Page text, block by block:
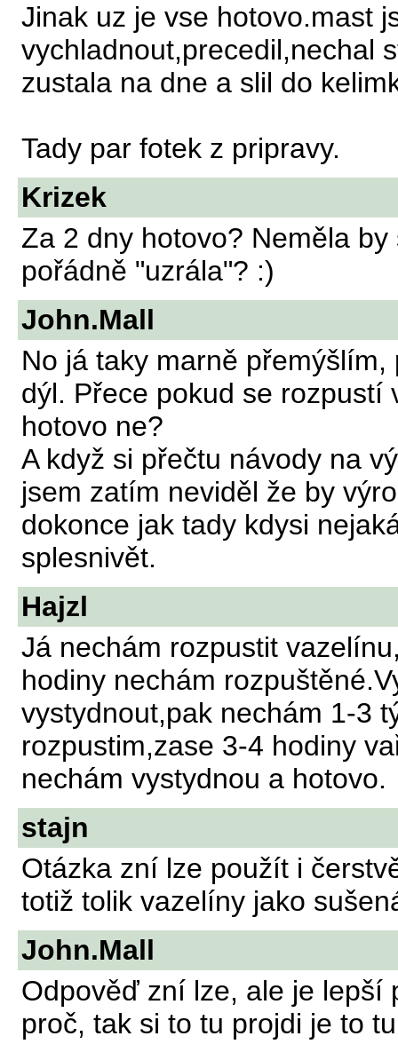
Jinak uz je vse hotovo.mast
vychladnout,precedil,nechal
zustala na dne a slil do
Tady par fotek z pripravy.
Krizek
Za 2 dny hotovo? Neměla
pořádně "uzrála"? :)
John.Mall
No já taky marně
dýl. Přece pokud se rozpustí
hotovo ne?
A když si přečtu návody na
jsem zatím neviděl že by
dokonce jak tady kdysi
splesnivět.
Hajzl
Já nechám rozpustit
hodiny nechám
vystydnout,pak nechám 1-3
rozpustim,zase 3-4 hodiny
nechám vystydnou a hotovo.
stajn
Otázka zní lze použít i
totiž tolik vazelíny jako
John.Mall
Odpověď zní lze, ale je lepší
proč, tak si to tu projdi je to